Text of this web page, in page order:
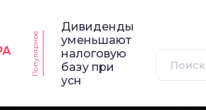
Популярное
Дивиденды
уменьшают
налоговую
базу при
усн